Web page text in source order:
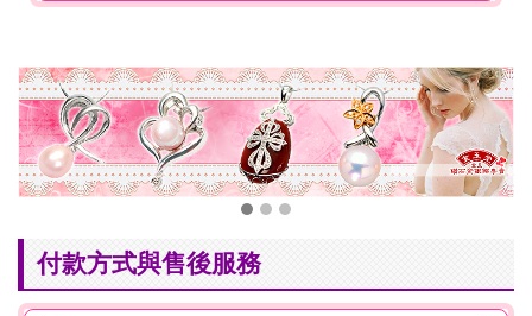
付款方式與售後服務